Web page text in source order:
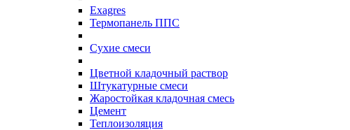
Exagres
Термопанель ППС
Сухие смеси
Цветной кладочный раствор
Штукатурные смеси
Жаростойкая кладочная смесь
Цемент
Теплоизоляция